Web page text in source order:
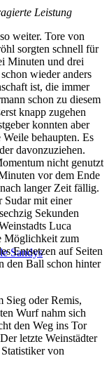
Sandys
Leistung
weiter. Tore von
sorgten schnell für
Minuten und drei
wieder anders
ist, die immer
schon zu diesem
knapp zugehen
konnten aber
behaupten. Es
davonzuziehen.
nicht genutzt
vor dem Ende
langer Zeit fällig.
mit einer
Sekunden
Luca
Möglichkeit zum
Entsetzen auf Seiten
den Ball schon hinter
Sieg oder Remis,
Wurf nahm sich
den Weg ins Tor
letzte Weinstädter
von